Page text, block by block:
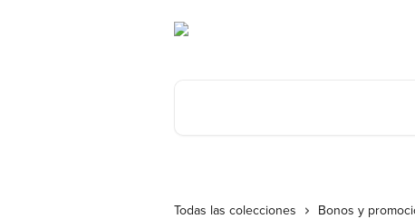
Todas las colecciones Bonos y